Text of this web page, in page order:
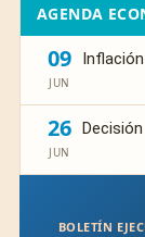
AGENDA
09
JUN
26
JUN
BOLETÍN